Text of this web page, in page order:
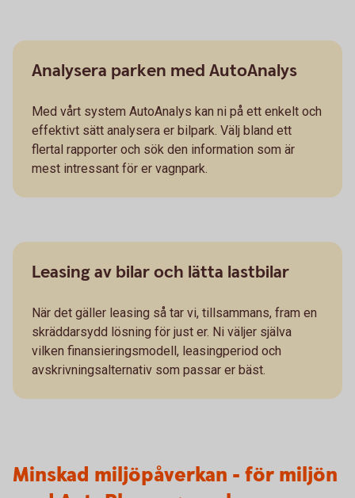
Analysera parken med AutoAnalys
Med vårt system AutoAnalys kan ni på ett enkelt och
effektivt sätt analysera er bilpark. Välj bland ett
flertal rapporter och sök den information som är
mest intressant för er vagnpark.
Leasing av bilar och lätta lastbilar
När det gäller leasing så tar vi, tillsammans, fram en
skräddarsydd lösning för just er. Ni väljer själva
vilken finansieringsmodell, leasingperiod och
avskrivningsalternativ som passar er bäst.
Minskad miljöpåverkan - för miljön